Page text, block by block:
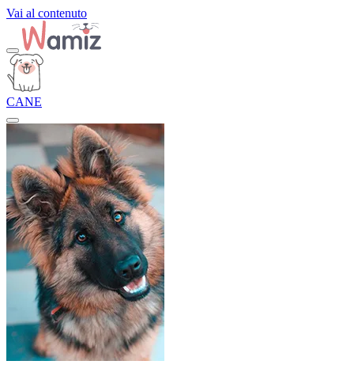
Vai al contenuto
CANE